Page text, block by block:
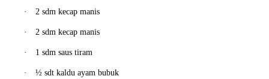
· 2 sdm kecap manis
· 2 sdm kecap manis
· 1 sdm saus tiram
· ½ sdt kaldu ayam bubuk